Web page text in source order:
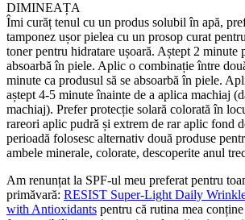
DIMINEAȚA
Îmi curăț tenul cu un produs solubil în apă,
tamponez ușor pielea cu un prosop curat
toner pentru hidratare ușoară. Aștept 2 minute
absoarbă în piele. Aplic o combinație între
minute ca produsul să se absoarbă în piele.
aștept 4-5 minute înainte de a aplica machiaj
machiaj). Prefer protecție solară colorată în
rareori aplic pudră și extrem de rar aplic fond
perioadă folosesc alternativ două produse
ambele minerale, colorate, descoperite anul
Am renunțat la SPF-ul meu preferat pentru
primăvară: RESIST Super-Light Daily
with Antioxidants pentru că rutina mea